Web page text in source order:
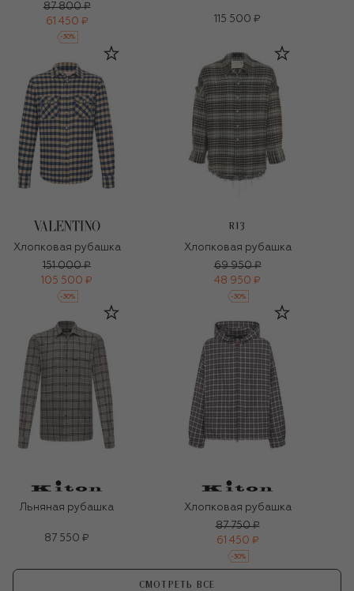
87 800 ₽
61 450 ₽
-30%
115 500 ₽
Хлопковая рубашка
151 000 ₽
105 500 ₽
-30%
R13
Хлопковая рубашка
69 950 ₽
48 950 ₽
-30%
Льняная рубашка
87 550 ₽
Хлопковая рубашка
87 750 ₽
61 450 ₽
-30%
СМОТРЕТЬ ВСЕ